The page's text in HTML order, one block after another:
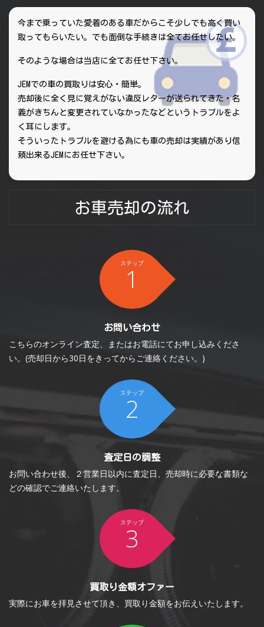
今まで乗っていた愛着のある車だからこそ少しでも高く買い
取ってもらいたい。でも面倒な手続きは全てお任せしたい。
そのような場合は当店に全てお任せ下さい。
JEMでの車の買取りは安心・簡単。
売却後に全く見に覚えがない違反レターが送られてきた・名
義がきちんと変更されていなかったなどというトラブルをよ
く耳にします。
そういったトラブルを避ける為にも車の売却は実績があり信
頼出来るJEMにお任せ下さい。
お車売却の流れ
ステップ
1
お問い合わせ
こちらのオンライン査定、またはお電話にてお申し込みくださ
い。(売却日から30日をきってからご連絡ください。)
ステップ
2
査定日の調整
お問い合わせ後、２営業日以内に査定日、売却時に必要な書類な
どの確認でご連絡いたします。
ステップ
3
買取り金額オファー
実際にお車を拝見させて頂き、買取り金額をお伝えいたします。